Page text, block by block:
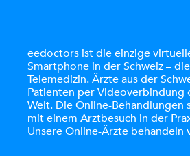
eedoctors ist die einzige
Smartphone in der Schweiz –
Telemedizin. Ärzte aus der
Patienten per Videoverbindung
Welt. Die Online-Behandlungen
mit einem Arztbesuch in der
Unsere Online-Ärzte behandeln